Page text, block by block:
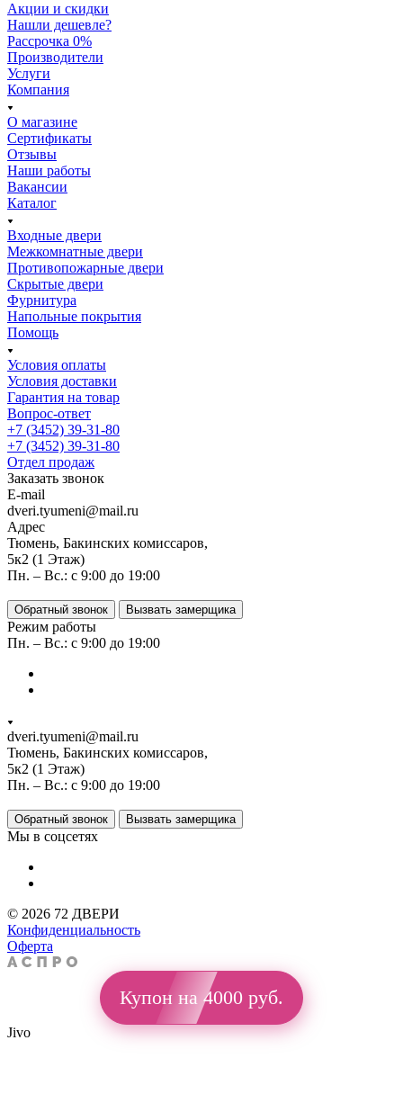
Акции и скидки
Нашли дешевле?
Рассрочка 0%
Производители
Услуги
Компания
О магазине
Сертификаты
Отзывы
Наши работы
Вакансии
Каталог
Входные двери
Межкомнатные двери
Противопожарные двери
Скрытые двери
Фурнитура
Напольные покрытия
Помощь
Условия оплаты
Условия доставки
Гарантия на товар
Вопрос-ответ
+7 (3452) 39-31-80
+7 (3452) 39-31-80
Отдел продаж
Заказать звонок
E-mail
dveri.tyumeni@mail.ru
Адрес
Тюмень, Бакинских комиссаров,
5к2 (1 Этаж)
Пн. – Вс.: с 9:00 до 19:00
Обратный звонок Вызвать замерщика
Режим работы
Пн. – Вс.: с 9:00 до 19:00
dveri.tyumeni@mail.ru
Тюмень, Бакинских комиссаров,
5к2 (1 Этаж)
Пн. – Вс.: с 9:00 до 19:00
Обратный звонок Вызвать замерщика
Мы в соцсетях
© 2026 72 ДВЕРИ
Конфиденциальность
Оферта
Купон на 4000 руб.
Jivo